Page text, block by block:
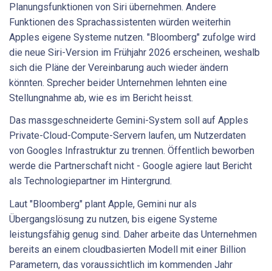
Planungsfunktionen von Siri übernehmen. Andere
Funktionen des Sprachassistenten würden weiterhin
Apples eigene Systeme nutzen. "Bloomberg" zufolge wird
die neue Siri-Version im Frühjahr 2026 erscheinen, weshalb
sich die Pläne der Vereinbarung auch wieder ändern
könnten. Sprecher beider Unternehmen lehnten eine
Stellungnahme ab, wie es im Bericht heisst.
Das massgeschneiderte Gemini-System soll auf Apples
Private-Cloud-Compute-Servern laufen, um Nutzerdaten
von Googles Infrastruktur zu trennen. Öffentlich beworben
werde die Partnerschaft nicht - Google agiere laut Bericht
als Technologiepartner im Hintergrund.
Laut "Bloomberg" plant Apple, Gemini nur als
Übergangslösung zu nutzen, bis eigene Systeme
leistungsfähig genug sind. Daher arbeite das Unternehmen
bereits an einem cloudbasierten Modell mit einer Billion
Parametern, das voraussichtlich im kommenden Jahr